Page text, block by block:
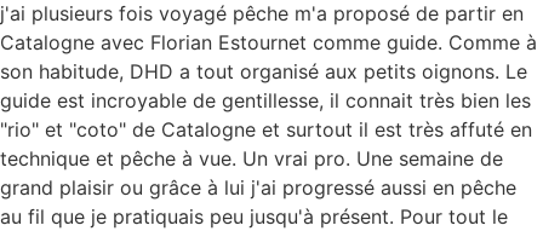
j'ai plusieurs fois voyagé pêche m'a proposé de partir en
Catalogne avec Florian Estournet comme guide. Comme à
son habitude, DHD a tout organisé aux petits oignons. Le
guide est incroyable de gentillesse, il connait très bien les
"rio" et "coto" de Catalogne et surtout il est très affuté en
technique et pêche à vue. Un vrai pro. Une semaine de
grand plaisir ou grâce à lui j'ai progressé aussi en pêche
au fil que je pratiquais peu jusqu'à présent. Pour tout le